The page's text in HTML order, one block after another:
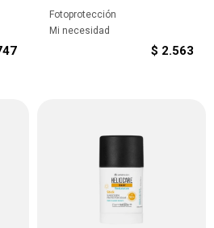
Fotoprotección
Mi necesidad
$ 2.563